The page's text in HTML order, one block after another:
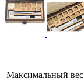
Максимальный вес